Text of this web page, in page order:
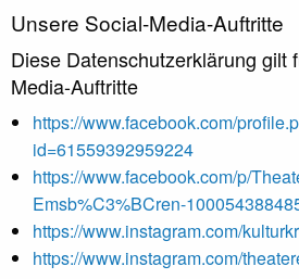
Unsere Social-Media-Auftritte
Diese Datenschutzerklärung gilt
Media-Auftritte
https://www.facebook.com/
id=61559392959224
https://www.facebook.com/p/
Emsb%C3%BCren-
https://www.instagram.com/
https://www.instagram.com/